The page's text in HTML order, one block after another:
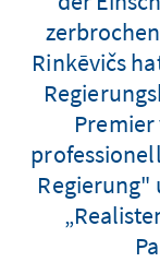
Rinkēvičs
Regierung"